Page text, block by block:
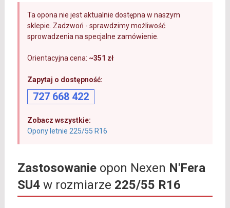
Ta opona nie jest aktualnie dostępna w naszym
sklepie. Zadzwoń - sprawdzimy możliwość
sprowadzenia na specjalne zamówienie.
Orientacyjna cena: ~351 zł
Zapytaj o dostępność:
727 668 422
Zobacz wszystkie:
Opony letnie 225/55 R16
Zastosowanieopon Nexen N'Fera
SU4w rozmiarze 225/55 R16